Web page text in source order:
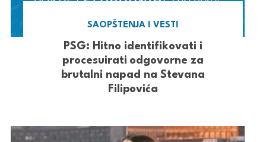
SAOPŠTENJA I VESTI
PSG: Hitno identifikovati i
procesuirati odgovorne za
brutalni napad na Stevana
Filipovića